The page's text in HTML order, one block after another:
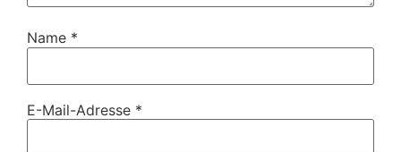
Name *
E-Mail-Adresse *